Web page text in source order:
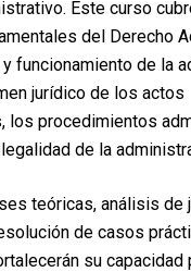
Este curso
del Derecho
funcionamiento de la
jurídico de los actos
los procedimientos
de la
teóricas, análisis de
de casos
su capacidad